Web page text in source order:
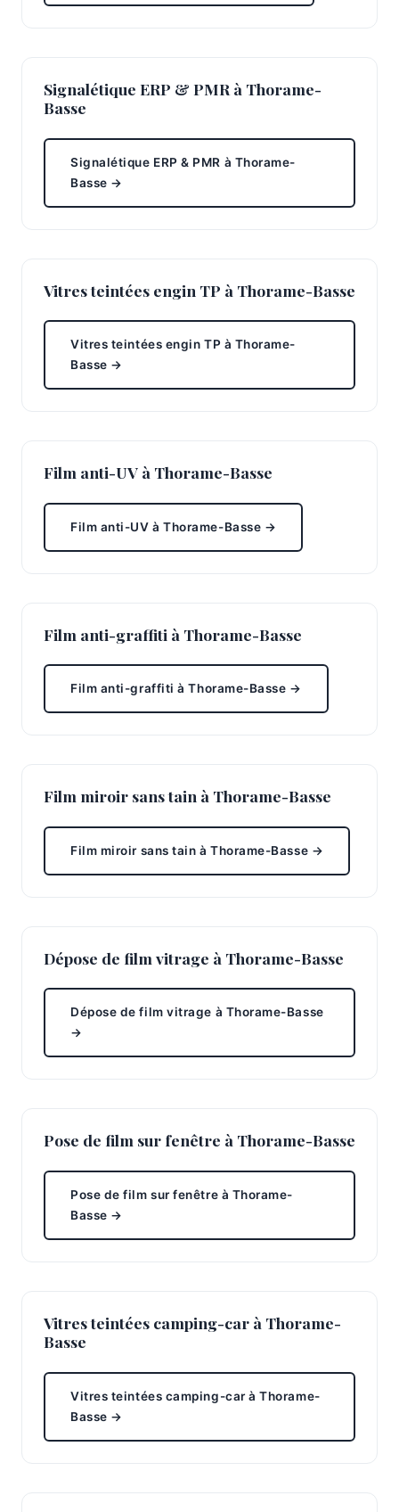
Signalétique ERP & PMR à Thorame-
Basse
Signalétique ERP & PMR à Thorame-
Basse →
Vitres teintées engin TP à Thorame-Basse
Vitres teintées engin TP à Thorame-
Basse →
Film anti-UV à Thorame-Basse
Film anti-UV à Thorame-Basse →
Film anti-graffiti à Thorame-Basse
Film anti-graffiti à Thorame-Basse →
Film miroir sans tain à Thorame-Basse
Film miroir sans tain à Thorame-Basse →
Dépose de film vitrage à Thorame-Basse
Dépose de film vitrage à Thorame-Basse
→
Pose de film sur fenêtre à Thorame-Basse
Pose de film sur fenêtre à Thorame-
Basse →
Vitres teintées camping-car à Thorame-
Basse
Vitres teintées camping-car à Thorame-
Basse →